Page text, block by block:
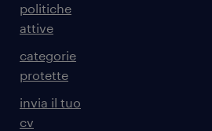
politiche
attive
categorie
protette
invia il tuo
cv